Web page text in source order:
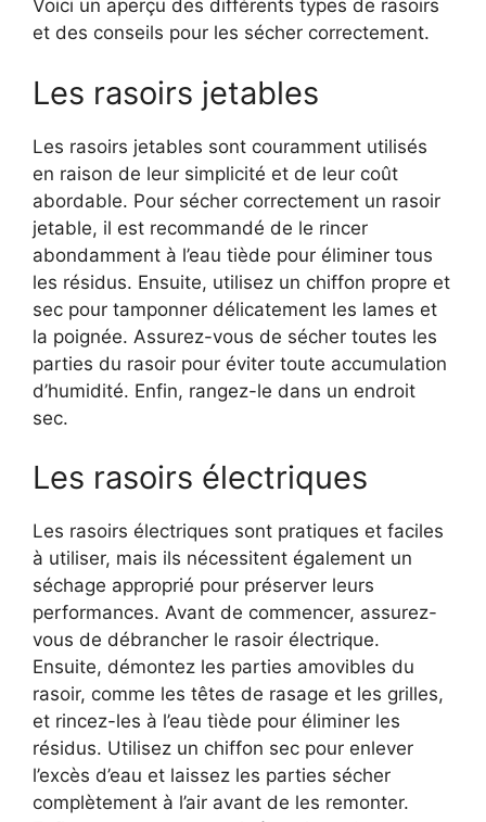
Voici un aperçu des différents types de rasoirs
et des conseils pour les sécher correctement.
Les rasoirs jetables
Les rasoirs jetables sont couramment utilisés
en raison de leur simplicité et de leur coût
abordable. Pour sécher correctement un rasoir
jetable, il est recommandé de le rincer
abondamment à l’eau tiède pour éliminer tous
les résidus. Ensuite, utilisez un chiffon propre et
sec pour tamponner délicatement les lames et
la poignée. Assurez-vous de sécher toutes les
parties du rasoir pour éviter toute accumulation
d’humidité. Enfin, rangez-le dans un endroit
sec.
Les rasoirs électriques
Les rasoirs électriques sont pratiques et faciles
à utiliser, mais ils nécessitent également un
séchage approprié pour préserver leurs
performances. Avant de commencer, assurez-
vous de débrancher le rasoir électrique.
Ensuite, démontez les parties amovibles du
rasoir, comme les têtes de rasage et les grilles,
et rincez-les à l’eau tiède pour éliminer les
résidus. Utilisez un chiffon sec pour enlever
l’excès d’eau et laissez les parties sécher
complètement à l’air avant de les remonter.